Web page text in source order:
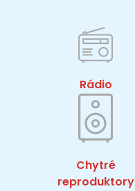
Rádio
Chytré
reproduktory